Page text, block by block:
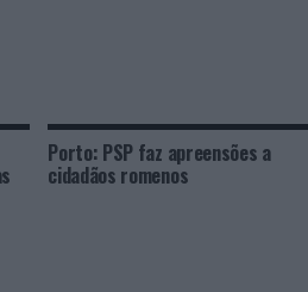
Porto: PSP faz apreensões a
cidadãos romenos